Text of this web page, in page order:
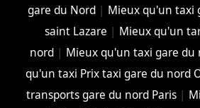
gare du Nord| Mieux qu'un taxi
saint Lazare | Mieux qu'un
nord| Mieux qu'un taxi gare du
qu'un taxi Prix taxi gare du nord
transports gare du nord Paris|